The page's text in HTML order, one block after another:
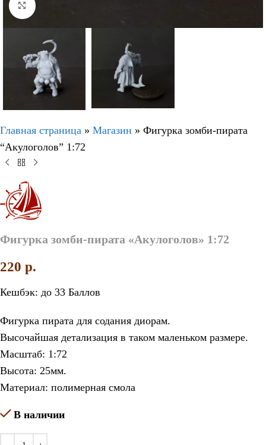
Нажмите, чтобы увеличить
Главная страница » Магазин » Фигурка зомби-пирата
“Акулоголов” 1:72
Фигурка зомби-пирата «Акулоголов» 1:72
220 p.
Кешбэк: до 33 Баллов
Фигурка пирата для содания диорам.
Высочайшая детализация в таком маленьком размере.
Масштаб: 1:72
Высота: 25мм.
Материал: полимерная смола
В наличии